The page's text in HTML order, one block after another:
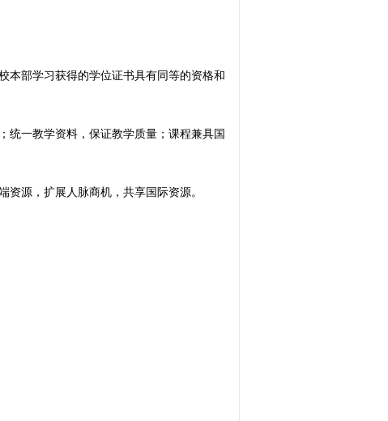
本部学习获得的学位证书具有同等的资格和
统一教学资料，保证教学质量；课程兼具国
源，扩展人脉商机，共享国际资源。